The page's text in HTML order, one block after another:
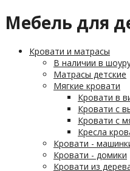
Мебель для
Кровати и матрасы
В наличии в
Матрасы детские
Мягкие кровати
Кровати в
Кровати с
Кровати с
Кресла
Кровати -
Кровати - домики
Кровати из